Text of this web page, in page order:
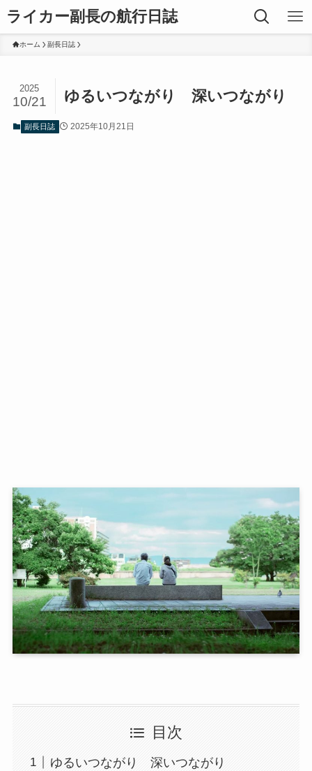
ライカー副長の航行日誌
ホーム 副長日誌
ゆるいつながり 深いつながり
2025
10/21
副長日誌 2025年10月21日
目次
ゆるいつながり 深いつながり